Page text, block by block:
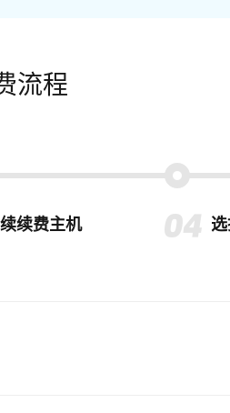
流程
续费主机